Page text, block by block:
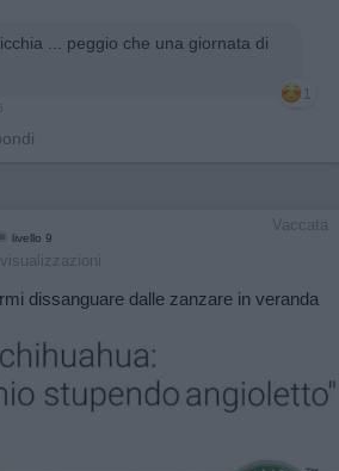
... peggio che una giornata di
1
Vaccata
livello 9
dissanguare dalle zanzare in veranda